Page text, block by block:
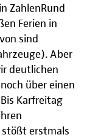
ZahlenRund
Ferien in
sind
Aber
deutlichen
über einen
Karfreitag
stößt erstmals